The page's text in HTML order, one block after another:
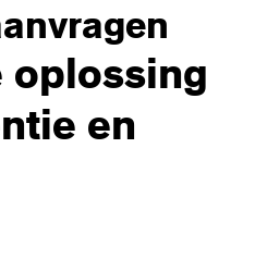
oplossing
en